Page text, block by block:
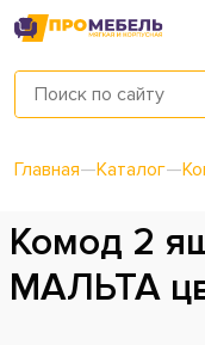
Главная—Каталог—
Комод 2
МАЛЬТА